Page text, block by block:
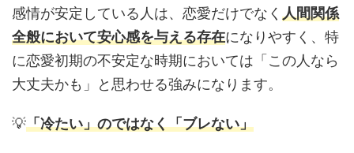
感情が安定している人は、恋愛だけでなく 人間関係
全般において安心感を与える存在になりやすく、特
に恋愛初期の不安定な時期においては「この人なら
大丈夫かも」と思わせる強みになります。
💡「冷たい」のではなく「ブレない」